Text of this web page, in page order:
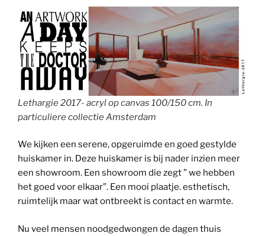
Lethargie 2017- acryl op canvas 100/150 cm. In
particuliere collectie Amsterdam
We kijken een serene, opgeruimde en goed gestylde
huiskamer in. Deze huiskamer is bij nader inzien meer
een showroom. Een showroom die zegt ” we hebben
het goed voor elkaar”. Een mooi plaatje. esthetisch,
ruimtelijk maar wat ontbreekt is contact en warmte.
Nu veel mensen noodgedwongen de dagen thuis